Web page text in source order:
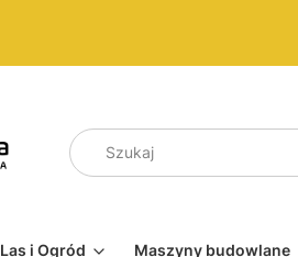
Las i Ogród Maszyny budowlane